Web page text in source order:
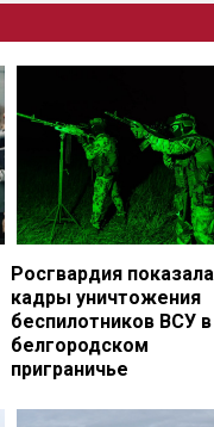
Росгвардия показала
кадры уничтожения
беспилотников ВСУ в
белгородском
приграничье